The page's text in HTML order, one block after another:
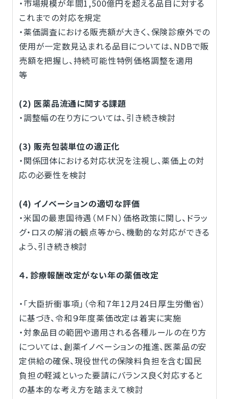
・市場規模が年間1,500億円を超える品目に対する
これまでの対応を規定
・薬価調査における販売額が大きく、保険診療外での
使用が一定数見込まれる品目については、NDBで販
売額を把握し、持続可能性特例価格調整を適用
等
(2) 医薬品流通に関する課題
・調整幅の在り方については、引き続き検討
(3) 販売包装単位の適正化
・関係団体における対応状況を注視し、薬価上の対
応の必要性を検討
(4) イノベーションの適切な評価
・米国の最恵国待遇（ＭＦＮ）価格政策に関し、ドラッ
グ・ロスの解消の観点等から、機動的な対応ができる
よう、引き続き検討
４．診療報酬改定がない年の薬価改定
・「大臣折衝事項」（令和７年12月24日厚生労働省）
に基づき、令和９年度薬価改定は着実に実施
・対象品目の範囲や適用される各種ルールの在り方
については、創薬イノベーションの推進、医薬品の安
定供給の確保、現役世代の保険料負担を含む国民
負担の軽減といった要請にバランス良く対応すると
の基本的な考え方を踏まえて検討